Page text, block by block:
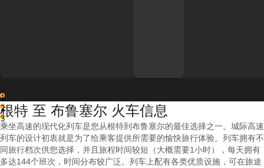
1
2
3
根特 至 布鲁塞尔 火车信息
乘坐高速的现代化列车是您从根特到布鲁塞尔的最佳选择之一。城际高速
列车的设计初衷就是为了给乘客提供所需要的愉快旅行体验。列车拥有不
同旅行档次供您选择，并且旅程时间较短（大概需要1小时），每天拥有
多达144个班次，时间分布较广泛。列车上配有各类优质设施，可在旅途